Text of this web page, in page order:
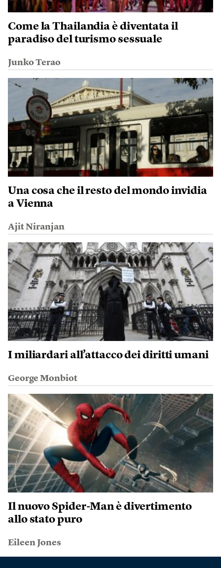
Come la Thailandia è diventata il
paradiso del turismo sessuale
Junko Terao
Una cosa che il resto del mondo invidia
a Vienna
Ajit Niranjan
I miliardari all’attacco dei diritti umani
George Monbiot
Il nuovo Spider-Man è divertimento
allo stato puro
Eileen Jones